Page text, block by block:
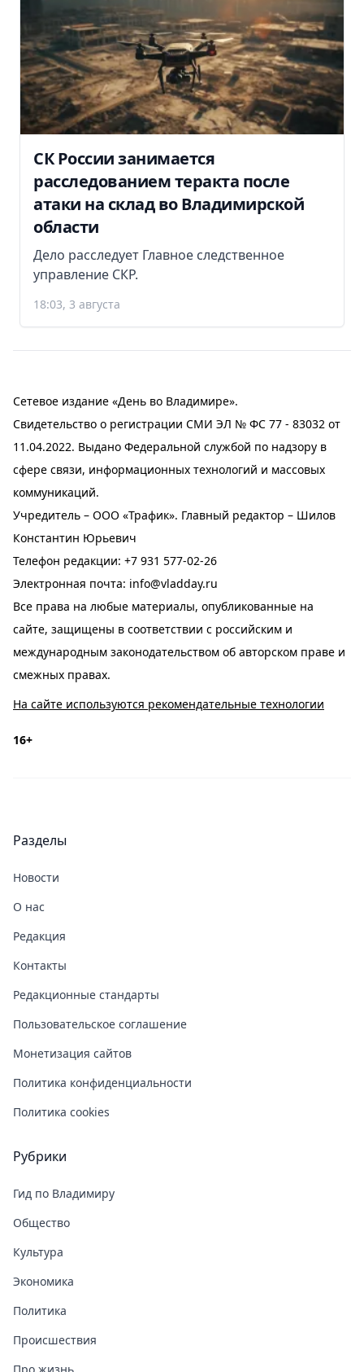
СК России занимается
расследованием теракта после
атаки на склад во Владимирской
области
Дело расследует Главное следственное
управление СКР.
18:03, 3 августа
Сетевое издание «День во Владимире».
Свидетельство о регистрации СМИ ЭЛ № ФС 77 - 83032 от
11.04.2022. Выдано Федеральной службой по надзору в
сфере связи, информационных технологий и массовых
коммуникаций.
Учредитель – ООО «Трафик». Главный редактор – Шилов
Константин Юрьевич
Телефон редакции: +7 931 577-02-26
Электронная почта: info@vladday.ru
Все права на любые материалы, опубликованные на
сайте, защищены в соответствии с российским и
международным законодательством об авторском праве и
смежных правах.
На сайте используются рекомендательные технологии
16+
Разделы
Новости
О нас
Редакция
Контакты
Редакционные стандарты
Пользовательское соглашение
Монетизация сайтов
Политика конфиденциальности
Политика cookies
Рубрики
Гид по Владимиру
Общество
Культура
Экономика
Политика
Происшествия